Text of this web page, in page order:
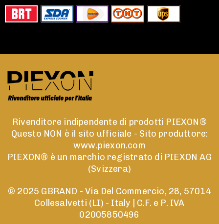
Rivenditore indipendente di prodotti PIEXON®
Questo NON è il sito ufficiale - Sito produttore:
www.piexon.com
PIEXON® è un marchio registrato di PIEXON AG
(Svizzera)
© 2025 GBRAND - Via Del Commercio, 28, 57014
Collesalvetti (LI) - Italy | C.F. e P. IVA
02005850496